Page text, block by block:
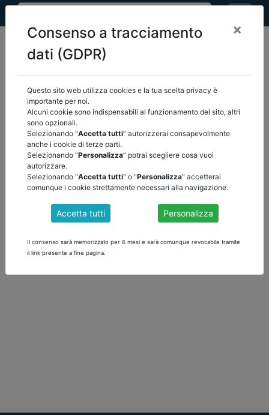
home
pnrr
attività di revisione nei comuni attuatori - pnrr /
torna indietro
FAQ N 48 ARCONET FAQ 48 QUALI SONO GLI
INTERVENTI DI SEMPLIFICAZIONE E
FLESSIBILITA' RIGUARDANTI LA CONTABILITA'
DEGLI ENTI TERRITORALI DIRETTI A FAVORIRE
L'ATTUAZIONE DEL PNRR E PNC?
login!
Consenso a tracciamento
dati (GDPR)
×
Questo sito web utilizza cookies e la tua scelta privacy è
importante per noi.
Alcuni cookie sono indispensabili al funzionamento del sito, altri
sono opzionali.
Selezionando “Accetta tutti” autorizzerai consapevolmente
anche i cookie di terze parti.
Selezionando “Personalizza” potrai scegliere cosa vuoi
autorizzare.
Selezionando "Accetta tutti" o "Personalizza" accetterai
comunque i cookie strettamente necessari alla navigazione.
Accetta tutti Personalizza
Il consenso sarà memorizzato per 6 mesi e sarà comunque revocabile tramite
il link presente a fine pagina.